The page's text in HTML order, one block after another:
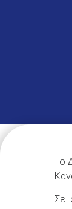
Το
Σε